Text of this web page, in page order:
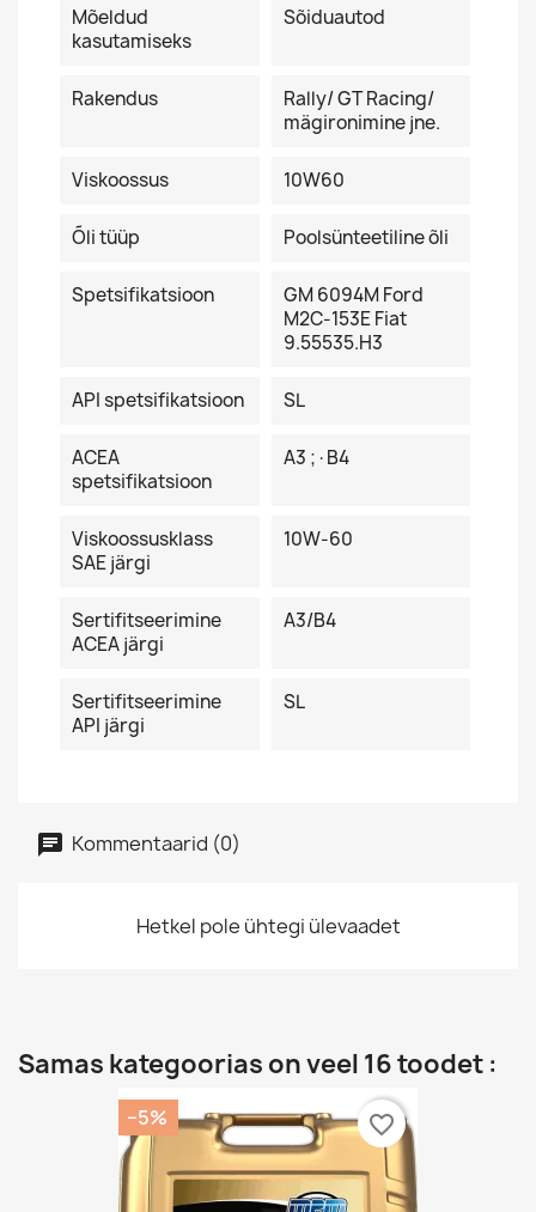
Mõeldud
kasutamiseks
Sõiduautod
Rakendus
Rally/ GT Racing/
mägironimine jne.
Viskoossus 10W60
Õli tüüp Poolsünteetiline õli
Spetsifikatsioon
GM 6094M Ford
M2C-153E Fiat
9.55535.H3
API spetsifikatsioon SL
ACEA
spetsifikatsioon
A3 ;·B4
Viskoossusklass
SAE järgi
10W-60
Sertifitseerimine
ACEA järgi
A3/B4
Sertifitseerimine
API järgi
SL
Kommentaarid (0)
Hetkel pole ühtegi ülevaadet
Samas kategoorias on veel 16 toodet :
−5% favorite_border